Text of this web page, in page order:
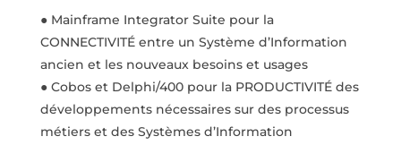
● Mainframe Integrator Suite pour la
CONNECTIVITÉ entre un Système d’Information
ancien et les nouveaux besoins et usages
● Cobos et Delphi/400 pour la PRODUCTIVITÉ des
développementsnécessaires sur des processus
métiers et des Systèmes d’Information